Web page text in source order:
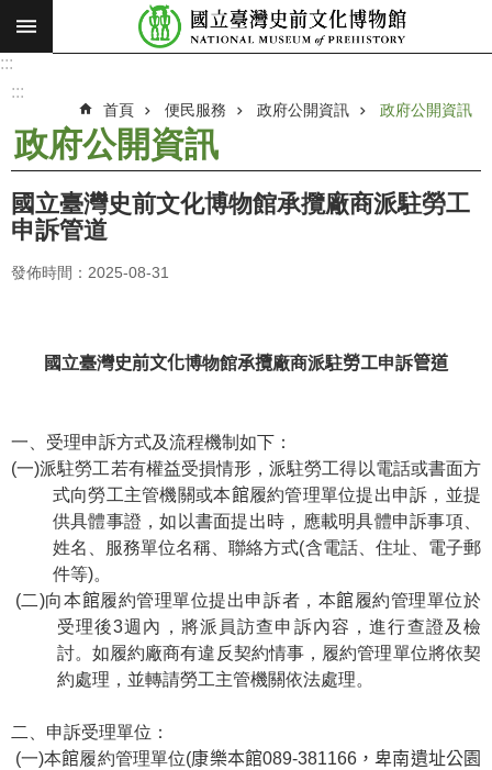
跳到主要內容區塊
搜
願
使
命
最
展
索
們
:::
:::
首頁 便民服務 政府公開資訊 政府公開資訊
政府公開資訊
國立臺灣史前文化博物館承攬廠商派駐勞工
申訴管道
發佈時間：2025-08-31
國立臺灣史前文化博物館承攬廠商派駐勞工申訴管道
一、受理申訴方式及流程機制如下：
(一)派駐勞工若有權益受損情形，派駐勞工得以電話或書面方
式向勞工主管機關或本館履約管理單位提出申訴，並提
供具體事證，如以書面提出時，應載明具體申訴事項、
姓名、服務單位名稱、聯絡方式(含電話、住址、電子郵
件等)。
(二)向本館履約管理單位提出申訴者，本館 履約管理單位於
受理後3週內，將派員訪查申訴內容，進行查證及檢
討。如履約廠商有違反契約情事，履約管理單位將依契
約處理，並轉請勞工主管機關依法處理。
二、申訴受理單位：
(一)本館履約管理單位(康樂本館089-381166 ，卑南遺址公園